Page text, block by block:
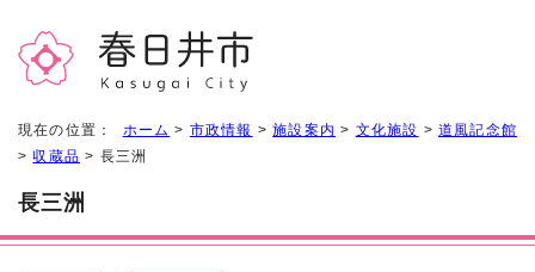
現在の位置： ホーム > 市政情報 >施設案内 > 文化施設 >道風記念館
>収蔵品 > 長三洲
長三洲